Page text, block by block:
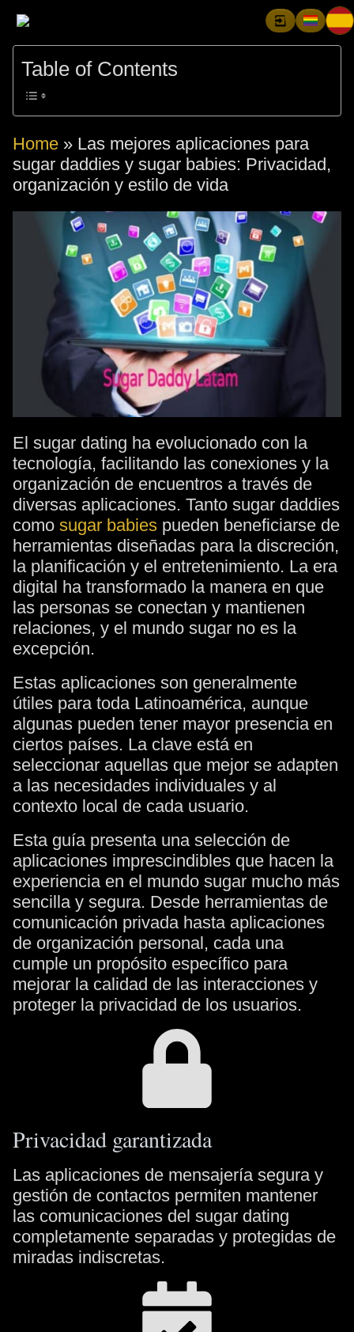
Table of Contents
Home » Las mejores aplicaciones para
sugar daddies y sugar babies: Privacidad,
organización y estilo de vida
El sugar dating ha evolucionado con la
tecnología, facilitando las conexiones y la
organización de encuentros a través de
diversas aplicaciones. Tanto sugar daddies
como sugar babies pueden beneficiarse de
herramientas diseñadas para la discreción,
la planificación y el entretenimiento. La era
digital ha transformado la manera en que
las personas se conectan y mantienen
relaciones, y el mundo sugar no es la
excepción.
Estas aplicaciones son generalmente
útiles para toda Latinoamérica, aunque
algunas pueden tener mayor presencia en
ciertos países. La clave está en
seleccionar aquellas que mejor se adapten
a las necesidades individuales y al
contexto local de cada usuario.
Esta guía presenta una selección de
aplicaciones imprescindibles que hacen la
experiencia en el mundo sugar mucho más
sencilla y segura. Desde herramientas de
comunicación privada hasta aplicaciones
de organización personal, cada una
cumple un propósito específico para
mejorar la calidad de las interacciones y
proteger la privacidad de los usuarios.
Privacidad garantizada
Las aplicaciones de mensajería segura y
gestión de contactos permiten mantener
las comunicaciones del sugar dating
completamente separadas y protegidas de
miradas indiscretas.